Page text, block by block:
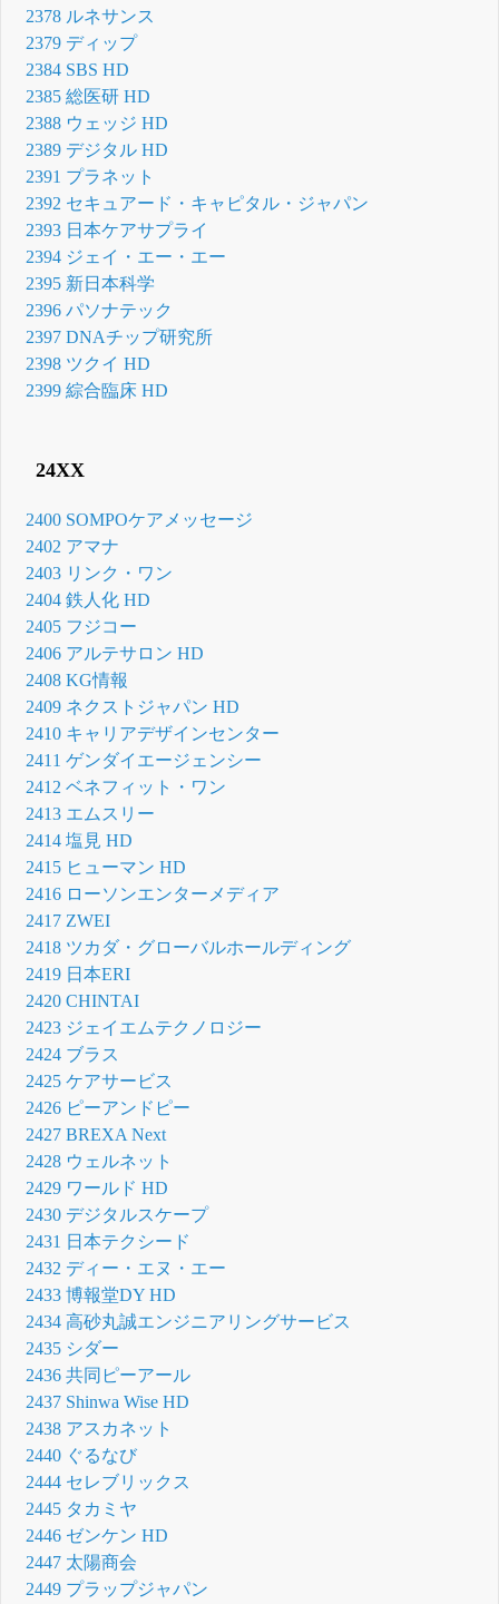
2378 ルネサンス
2379 ディップ
2384 SBS HD
2385 総医研 HD
2388 ウェッジ HD
2389 デジタル HD
2391 プラネット
2392 セキュアード・キャピタル・ジャパン
2393 日本ケアサプライ
2394 ジェイ・エー・エー
2395 新日本科学
2396 パソナテック
2397 DNAチップ研究所
2398 ツクイ HD
2399 綜合臨床 HD
24XX
2400 SOMPOケアメッセージ
2402 アマナ
2403 リンク・ワン
2404 鉄人化 HD
2405 フジコー
2406 アルテサロン HD
2408 KG情報
2409 ネクストジャパン HD
2410 キャリアデザインセンター
2411 ゲンダイエージェンシー
2412 ベネフィット・ワン
2413 エムスリー
2414 塩見 HD
2415 ヒューマン HD
2416 ローソンエンターメディア
2417 ZWEI
2418 ツカダ・グローバルホールディング
2419 日本ERI
2420 CHINTAI
2423 ジェイエムテクノロジー
2424 ブラス
2425 ケアサービス
2426 ピーアンドピー
2427 BREXA Next
2428 ウェルネット
2429 ワールド HD
2430 デジタルスケープ
2431 日本テクシード
2432 ディー・エヌ・エー
2433 博報堂DY HD
2434 高砂丸誠エンジニアリングサービス
2435 シダー
2436 共同ピーアール
2437 Shinwa Wise HD
2438 アスカネット
2440 ぐるなび
2444 セレブリックス
2445 タカミヤ
2446 ゼンケン HD
2447 太陽商会
2449 プラップジャパン